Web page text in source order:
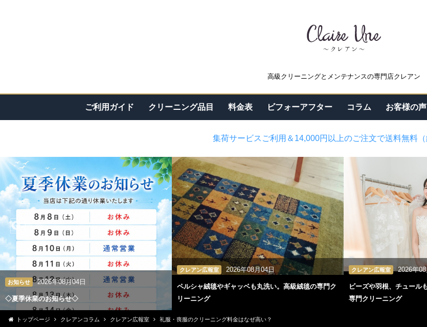
高級クリーニングとメンテナンスの専門店クレアン
ご利用ガイド クリーニング品目 料金表 ビフォーアフター コラム お客様の声
集荷サービスご利用＆14,000円以上のご注文で送料無料（
お知らせ 2026年08月04日
◇夏季休業のお知らせ◇
クレアン広報室 2026年08月04日
ペルシャ絨毯やギャッベも丸洗い。高級絨毯の専門ク
リーニング
クレアン広報室 2026年
ビーズや羽根、チュール
専門クリーニング
<
トップページ クレアンコラム クレアン広報室 礼服・喪服のクリーニング料金はなぜ高い？